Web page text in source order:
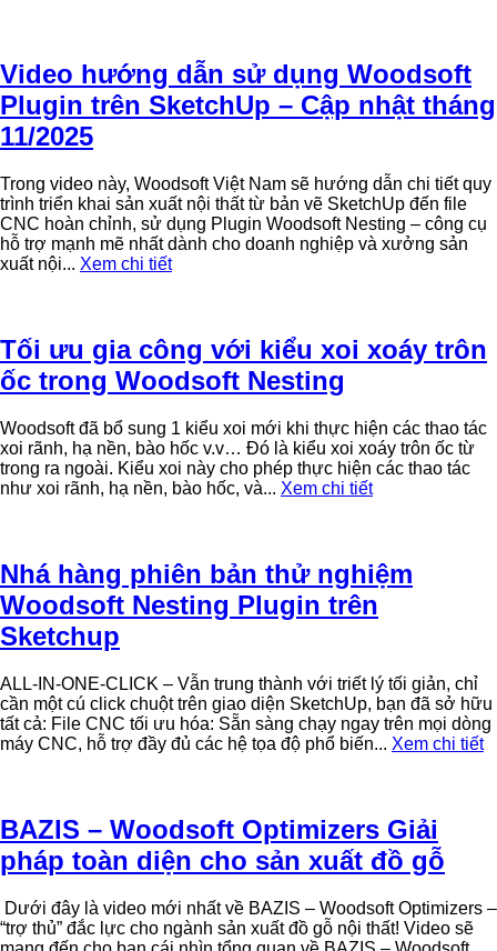
Video hướng dẫn sử dụng Woodsoft
Plugin trên SketchUp – Cập nhật tháng
11/2025
Trong video này, Woodsoft Việt Nam sẽ hướng dẫn chi tiết quy
trình triển khai sản xuất nội thất từ bản vẽ SketchUp đến file
CNC hoàn chỉnh, sử dụng Plugin Woodsoft Nesting – công cụ
hỗ trợ mạnh mẽ nhất dành cho doanh nghiệp và xưởng sản
xuất nội... Xem chi tiết
Tối ưu gia công với kiểu xoi xoáy trôn
ốc trong Woodsoft Nesting
Woodsoft đã bổ sung 1 kiểu xoi mới khi thực hiện các thao tác
xoi rãnh, hạ nền, bào hốc v.v… Đó là kiểu xoi xoáy trôn ốc từ
trong ra ngoài. Kiểu xoi này cho phép thực hiện các thao tác
như xoi rãnh, hạ nền, bào hốc, và... Xem chi tiết
Nhá hàng phiên bản thử nghiệm
Woodsoft Nesting Plugin trên
Sketchup
ALL-IN-ONE-CLICK – Vẫn trung thành với triết lý tối giản, chỉ
cần một cú click chuột trên giao diện SketchUp, bạn đã sở hữu
tất cả: File CNC tối ưu hóa: Sẵn sàng chạy ngay trên mọi dòng
máy CNC, hỗ trợ đầy đủ các hệ tọa độ phổ biến... Xem chi tiết
BAZIS – Woodsoft Optimizers Giải
pháp toàn diện cho sản xuất đồ gỗ
Dưới đây là video mới nhất về BAZIS – Woodsoft Optimizers –
“trợ thủ” đắc lực cho ngành sản xuất đồ gỗ nội thất! Video sẽ